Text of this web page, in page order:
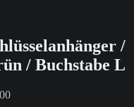
/
/ Buchstabe L